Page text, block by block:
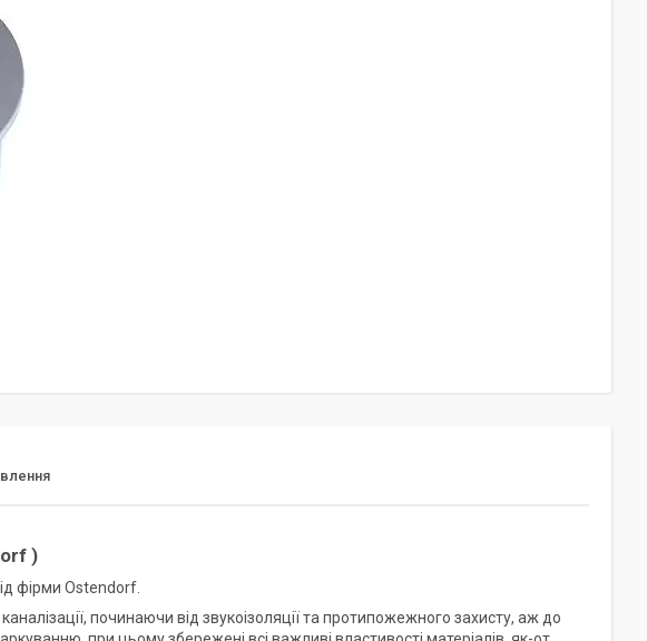
)
фірми Ostendorf.
починаючи від звукоізоляції та протипожежного захисту, аж до